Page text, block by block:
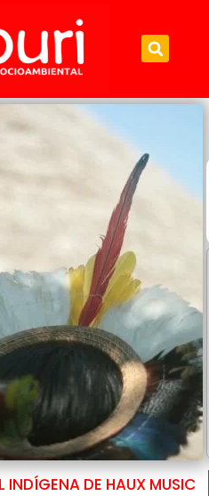
INDÍGENA DE HAUX MUSIC